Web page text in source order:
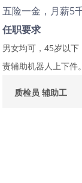
五险一金，月薪5
任职要求
男女均可，45岁以
责辅助机器人上下件。
质检员 辅助工